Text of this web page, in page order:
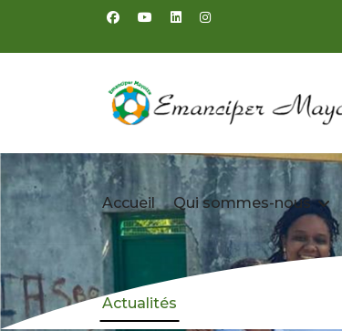
Accueil Qui sommes-nous
Actualités